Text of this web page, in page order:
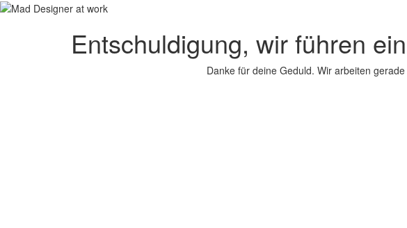
Entschuldigung, wir führen
Danke für deine Geduld. Wir arbeiten